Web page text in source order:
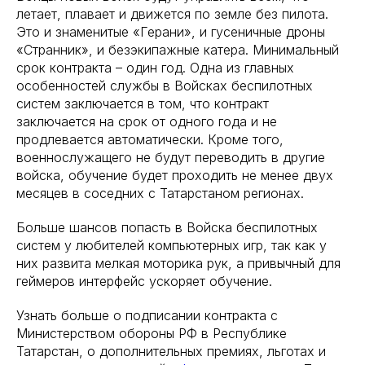
летает, плавает и движется по земле без пилота.
Это и знаменитые «Герани», и гусеничные дроны
«Странник», и безэкипажные катера. Минимальный
срок контракта – один год. Одна из главных
особенностей службы в Войсках беспилотных
систем заключается в том, что контракт
заключается на срок от одного года и не
продлевается автоматически. Кроме того,
военнослужащего не будут переводить в другие
войска, обучение будет проходить не менее двух
месяцев в соседних с Татарстаном регионах.
Больше шансов попасть в Войска беспилотных
систем у любителей компьютерных игр, так как у
них развита мелкая моторика рук, а привычный для
геймеров интерфейс ускоряет обучение.
Узнать больше о подписании контракта с
Министерством обороны РФ в Республике
Татарстан, о дополнительных премиях, льготах и